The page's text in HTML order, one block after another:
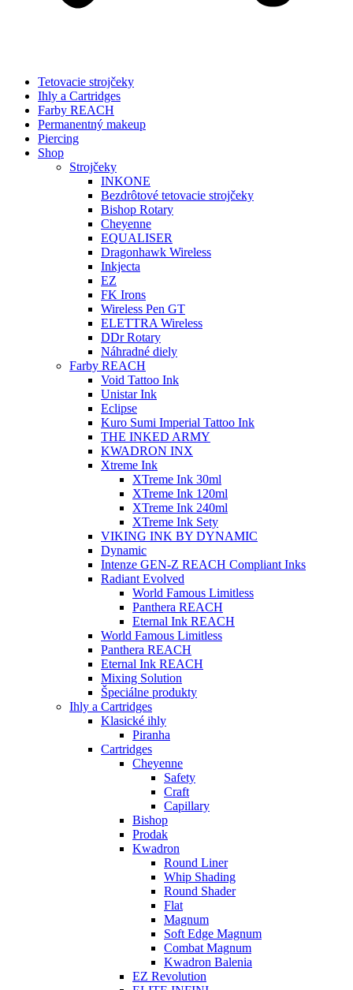
Tetovacie strojčeky
Ihly a Cartridges
Farby REACH
Permanentný makeup
Piercing
Shop
Strojčeky
INKONE
Bezdrôtové tetovacie strojčeky
Bishop Rotary
Cheyenne
EQUALISER
Dragonhawk Wireless
Inkjecta
EZ
FK Irons
Wireless Pen GT
ELETTRA Wireless
DDr Rotary
Náhradné diely
Farby REACH
Void Tattoo Ink
Unistar Ink
Eclipse
Kuro Sumi Imperial Tattoo Ink
THE INKED ARMY
KWADRON INX
Xtreme Ink
XTreme Ink 30ml
XTreme Ink 120ml
XTreme Ink 240ml
XTreme Ink Sety
VIKING INK BY DYNAMIC
Dynamic
Intenze GEN-Z REACH Compliant Inks
Radiant Evolved
World Famous Limitless
Panthera REACH
Eternal Ink REACH
World Famous Limitless
Panthera REACH
Eternal Ink REACH
Mixing Solution
Špeciálne produkty
Ihly a Cartridges
Klasické ihly
Piranha
Cartridges
Cheyenne
Safety
Craft
Capillary
Bishop
Prodak
Kwadron
Round Liner
Whip Shading
Round Shader
Flat
Magnum
Soft Edge Magnum
Combat Magnum
Kwadron Balenia
EZ Revolution